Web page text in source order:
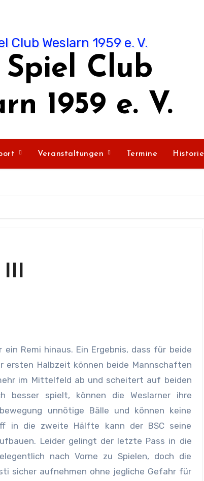
Club
1959 e. V.
Veranstaltungen Termine Historie
III
Halbzeit können beide Mannschaften
im Mittelfeld ab und scheitert auf beiden
besser spielt, können die Weslarner ihre
unnötige Bälle und können keine
in die zweite Hälfte kann der BSC seine
Leider gelingt der letzte Pass in die
nach Vorne zu Spielen, doch die
sicher aufnehmen ohne jegliche Gefahr für